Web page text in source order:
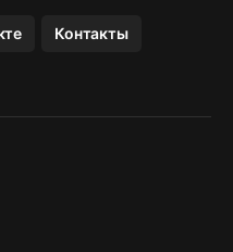
Контакты